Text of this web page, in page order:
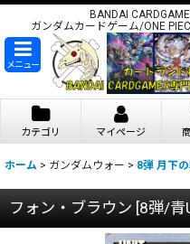
BANDAI
ガンダムカードゲーム/ONE
メニュー
カテゴリ マイページ
ホーム > ガンダムウォー > 8弾 月下
フォン・ブラウン [8弾/青